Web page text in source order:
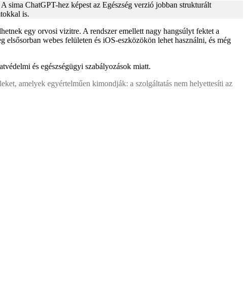
sima ChatGPT-hez képest az Egészség verzió jobban strukturált
is.
egy orvosi vizitre. A rendszer emellett nagy hangsúlyt fektet a
elsősorban webes felületen és iOS-eszközökön lehet használni, és még
és egészségügyi szabályozások miatt.
amelyek egyértelműen kimondják: a szolgáltatás nem helyettesíti az